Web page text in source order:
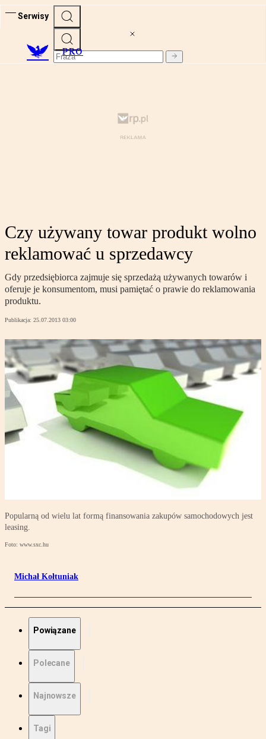
Serwisy
PRO
Czy używany towar produkt wolno
reklamować u sprzedawcy
Gdy przedsiębiorca zajmuje się sprzedażą używanych towarów i
oferuje je konsumentom, musi pamiętać o prawie do reklamowania
produktu.
Publikacja: 25.07.2013 03:00
Popularną od wielu lat formą finansowania zakupów samochodowych jest
leasing.
Foto: www.sxc.hu
Michał Kołtuniak
Powiązane
Polecane
Najnowsze
Tagi